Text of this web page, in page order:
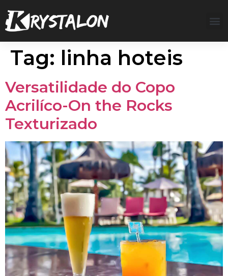
Tag: linha hoteis
Versatilidade do Copo
Acrilíco-On the Rocks
Texturizado